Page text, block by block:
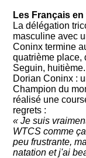
Les Français
La délégation
masculine avec
Coninx termine
quatrième place,
Seguin, huitième.
Dorian Coninx :
Champion du
réalisé une
regrets :
« Je suis
WTCS comme
peu frustrante,
natation et j'ai